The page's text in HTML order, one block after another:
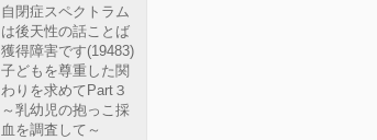
自閉症スペクトラム
は後天性の話ことば
獲得障害です(19483)
子どもを尊重した関
わりを求めてPart３
～乳幼児の抱っこ採
血を調査して～